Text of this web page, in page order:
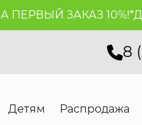
ЗАКАЗ 10%!*
8
Детям Распродажа